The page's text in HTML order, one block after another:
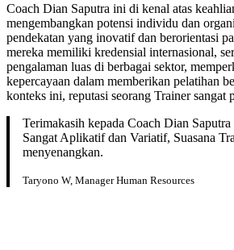
Coach Dian Saputra ini di kenal atas
mengembangkan potensi individu dan
pendekatan yang inovatif dan berorientasi
mereka memiliki kredensial internasional,
pengalaman luas di berbagai sektor,
kepercayaan dalam memberikan pelatihan
konteks ini, reputasi seorang Trainer sangat
Terimakasih kepada Coach Dian
Sangat Aplikatif dan Variatif, Suasana
menyenangkan.
Taryono W, Manager Human Resources